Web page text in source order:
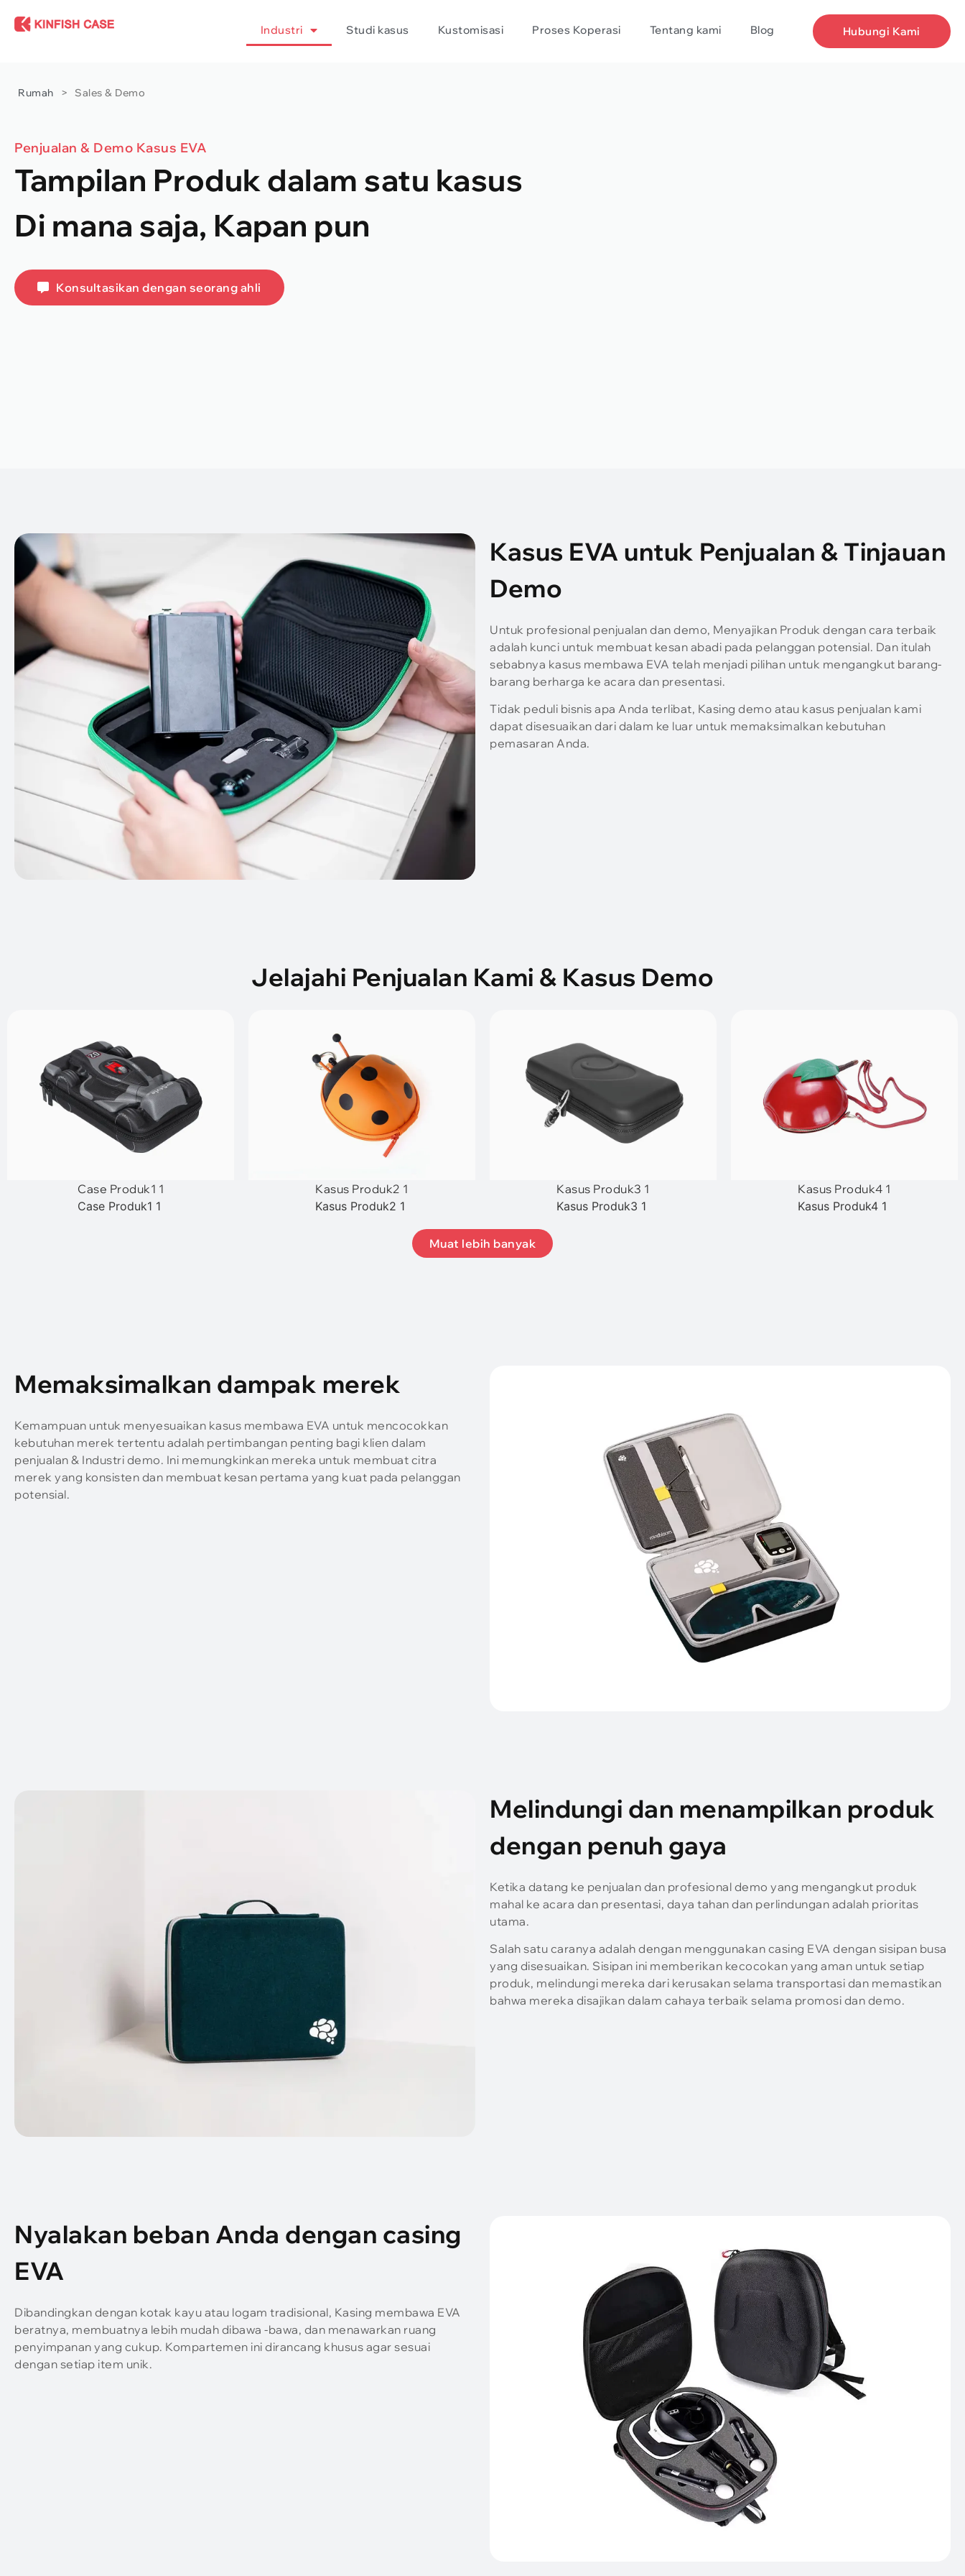
Industri Studi kasus Kustomisasi Proses Koperasi Tentang kami Blog Hubungi Kami
Rumah > Sales & Demo
Penjualan & Demo Kasus EVA
Tampilan Produk dalam satu kasus
Di mana saja, Kapan pun
Konsultasikan dengan seorang ahli
Kasus EVA untuk Penjualan & Tinjauan
Demo
Untuk profesional penjualan dan demo, Menyajikan Produk dengan cara terbaik
adalah kunci untuk membuat kesan abadi pada pelanggan potensial. Dan itulah
sebabnya kasus membawa EVA telah menjadi pilihan untuk mengangkut barang-
barang berharga ke acara dan presentasi.
Tidak peduli bisnis apa Anda terlibat, Kasing demo atau kasus penjualan kami
dapat disesuaikan dari dalam ke luar untuk memaksimalkan kebutuhan
pemasaran Anda.
Jelajahi Penjualan Kami & Kasus Demo
Case Produk1 1
Case Produk1 1
Kasus Produk2 1
Kasus Produk2 1
Kasus Produk3 1
Kasus Produk3 1
Kasus Produk4 1
Kasus Produk4 1
Muat lebih banyak
Memaksimalkan dampak merek
Kemampuan untuk menyesuaikan kasus membawa EVA untuk mencocokkan
kebutuhan merek tertentu adalah pertimbangan penting bagi klien dalam
penjualan & Industri demo. Ini memungkinkan mereka untuk membuat citra
merek yang konsisten dan membuat kesan pertama yang kuat pada pelanggan
potensial.
Melindungi dan menampilkan produk
dengan penuh gaya
Ketika datang ke penjualan dan profesional demo yang mengangkut produk
mahal ke acara dan presentasi, daya tahan dan perlindungan adalah prioritas
utama.
Salah satu caranya adalah dengan menggunakan casing EVA dengan sisipan busa
yang disesuaikan. Sisipan ini memberikan kecocokan yang aman untuk setiap
produk, melindungi mereka dari kerusakan selama transportasi dan memastikan
bahwa mereka disajikan dalam cahaya terbaik selama promosi dan demo.
Nyalakan beban Anda dengan casing
EVA
Dibandingkan dengan kotak kayu atau logam tradisional, Kasing membawa EVA
beratnya, membuatnya lebih mudah dibawa -bawa, dan menawarkan ruang
penyimpanan yang cukup. Kompartemen ini dirancang khusus agar sesuai
dengan setiap item unik.